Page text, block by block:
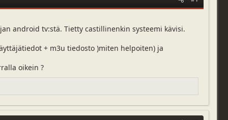
android tv:stä. Tietty castillinenkin systeemi kävisi.
+ m3u tiedosto )miten helpoiten) ja
oikein ?